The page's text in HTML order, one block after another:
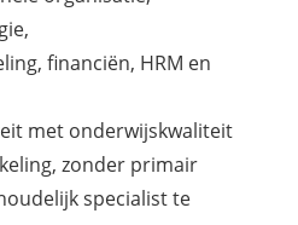
financiën, HRM en
met onderwijskwaliteit
zonder primair
specialist te